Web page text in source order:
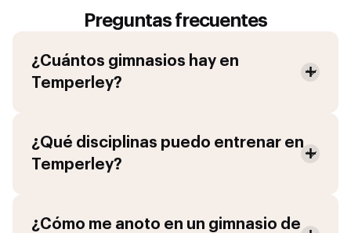
Preguntas frecuentes
¿Cuántos gimnasios hay en
Temperley?
¿Qué disciplinas puedo entrenar en
Temperley?
¿Cómo me anoto en un gimnasio de